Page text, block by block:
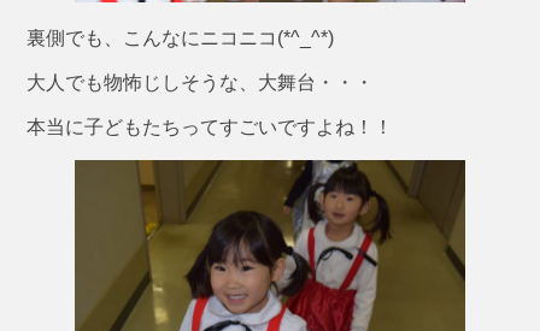
裏側でも、こんなにニコニコ(*^_^*)
大人でも物怖じしそうな、大舞台・・・
本当に子どもたちってすごいですよね！！